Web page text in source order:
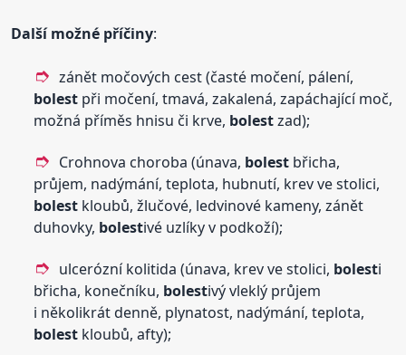
Další možné příčiny:
zánět močových cest (časté močení, pálení,
bolest při močení, tmavá, zakalená, zapáchající moč,
možná příměs hnisu či krve, bolestzad);
Crohnova choroba (únava, bolest břicha,
průjem, nadýmání, teplota, hubnutí, krev ve stolici,
bolest kloubů, žlučové, ledvinové kameny, zánět
duhovky, bolestivé uzlíky v podkoží);
ulcerózní kolitida (únava, krev ve stolici, bolesti
břicha, konečníku, bolestivý vleklý průjem
i několikrát denně, plynatost, nadýmání, teplota,
bolest kloubů, afty);